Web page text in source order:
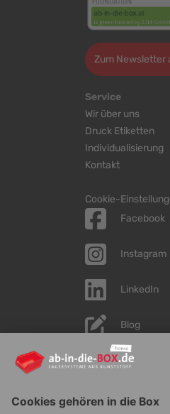
Zum Newsletter
Service
Wir über uns
Druck Etiketten
Individualisierung
Kontakt
Cookie-
Facebook
Instagram
LinkedIn
Blog
YouTube